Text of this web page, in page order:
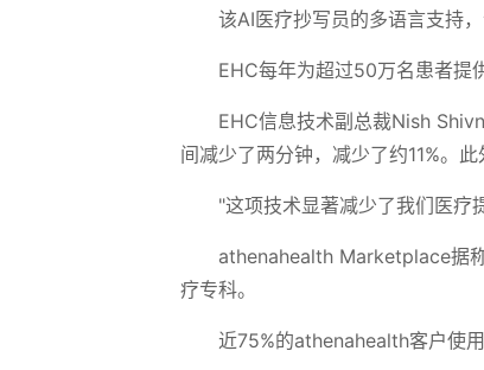
该AI医疗抄写员的多语言支持
EHC每年为超过50万名患者提
EHC信息技术副总裁Nish
间减少了两分钟，减少了约11%。
"这项技术显著减少了我们医疗
athenahealth Marketplace据
疗专科。
近75%的athenahealth客户使